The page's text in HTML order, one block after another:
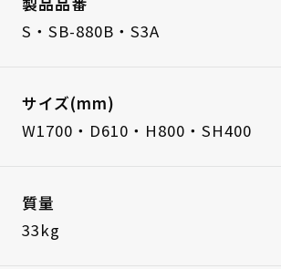
S・SB-880B・S3A
サイズ(mm)
W1700・D610・H800・SH400
質量
33kg